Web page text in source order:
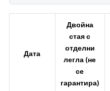
Дата
Двойна
стая с
отделни
легла (не
се
гарантира)